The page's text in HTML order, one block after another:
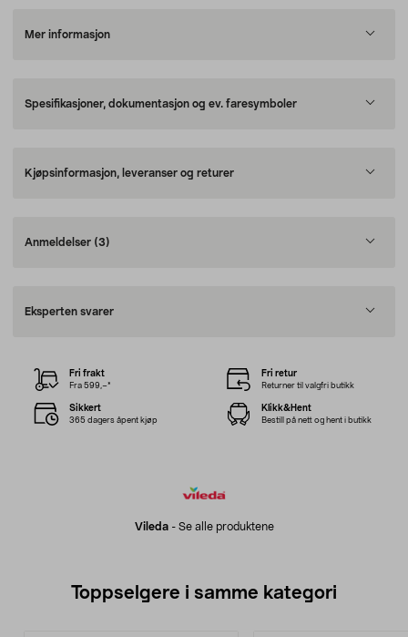
Mer informasjon
Spesifikasjoner, dokumentasjon og ev. faresymboler
Kjøpsinformasjon, leveranser og returer
Anmeldelser (3)
Eksperten svarer
Vileda- Se alle produktene
Fri frakt
Fra 599,–*
Fri retur
Returner til valgfri butikk
Sikkert
365 dagers åpent kjøp
Klikk&Hent
Bestill på nett og hent i butikk
Toppselgere i samme kategori